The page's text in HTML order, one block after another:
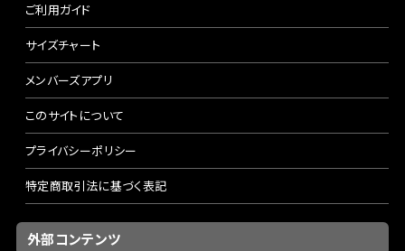
ご利用ガイド
サイズチャート
メンバーズアプリ
このサイトについて
プライバシーポリシー
特定商取引法に基づく表記
外部コンテンツ